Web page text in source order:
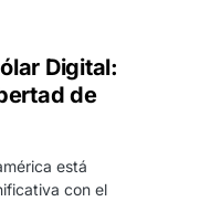
Digital:
de
está
con el